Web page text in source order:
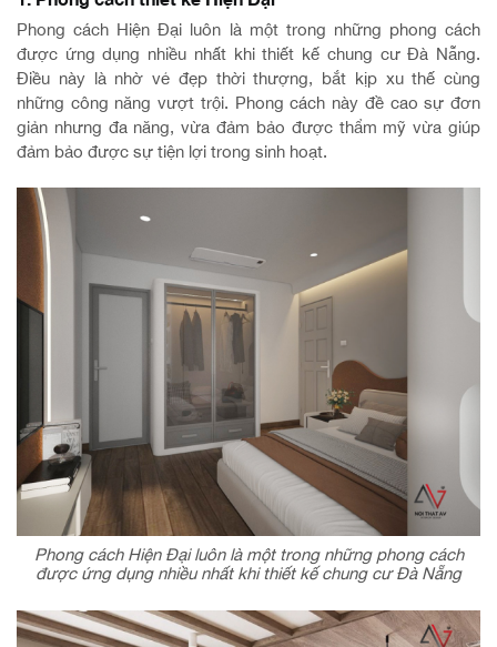
Phong cách Hiện Đại luôn là một trong những phong cách
được ứng dụng nhiều nhất khi thiết kế chung cư Đà Nẵng.
Điều này là nhờ vẻ đẹp thời thượng, bắt kịp xu thế cùng
những công năng vượt trội. Phong cách này đề cao sự đơn
giản nhưng đa năng, vừa đảm bảo được thẩm mỹ vừa giúp
đảm bảo được sự tiện lợi trong sinh hoạt.
Phong cách Hiện Đại luôn là một trong những phong cách
được ứng dụng nhiều nhất khi thiết kế chung cư Đà Nẵng